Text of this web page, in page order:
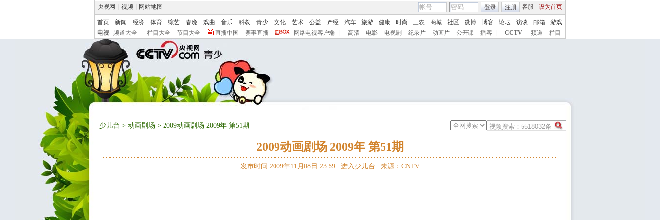
央视网 视频 网站地图 客服 设为首页
登录 注册
首页 新闻 经济 体育 综艺 春晚 戏曲 音乐 科教 青少 文化 艺术 公益 产经 汽车 旅游 健康 时尚 三农 商城 社区 微博 博客 论坛 访谈 邮箱
游戏
电视
频道大全 栏目大全 节目大全 直播中国 赛事直播 网络电视客户端 高清 电影 电视剧 纪录片 动画片 公开课 播客 CCTV 频道 栏目
少儿台 > 动画剧场 > 2009动画剧场 2009年 第51期
2009动画剧场 2009年 第51期
发布时间:2009年11月08日 23:59 | 进入少儿台 来源：CNTV